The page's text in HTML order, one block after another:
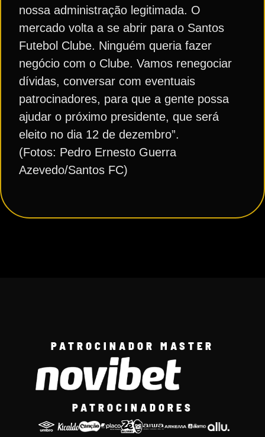
nossa administração legitimada. O
mercado volta a se abrir para o Santos
Futebol Clube. Ninguém queria fazer
negócio com o Clube. Vamos renegociar
dívidas, conversar com eventuais
patrocinadores, para que a gente possa
ajudar o próximo presidente, que será
eleito no dia 12 de dezembro”.
(Fotos: Pedro Ernesto Guerra
Azevedo/Santos FC)
PATROCINADOR MASTER
PATROCINADORES